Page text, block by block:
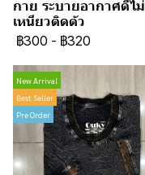
กาย ระบายอากาศดีไม่
เหนียวติดตัว
฿300 - ฿320
New Arrival
Best Seller
Pre Order